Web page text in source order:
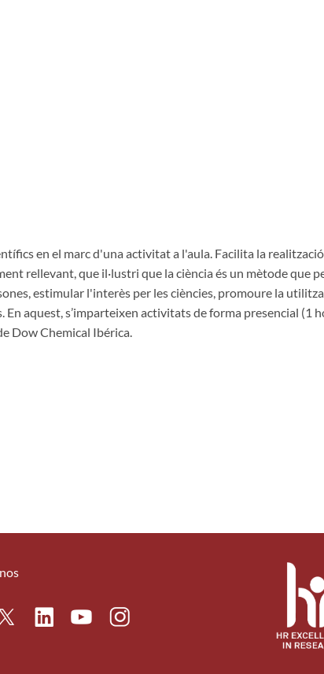
en el marc d'una activitat a l'aula. Facilita la
rellevant, que il·lustri que la ciència és un mètode que
estimular l'interès per les ciències, promoure la
aquest, s’imparteixen activitats de forma presencial (1
Dow Chemical Ibérica.
TwitterLinkedinYoutubeInstagram